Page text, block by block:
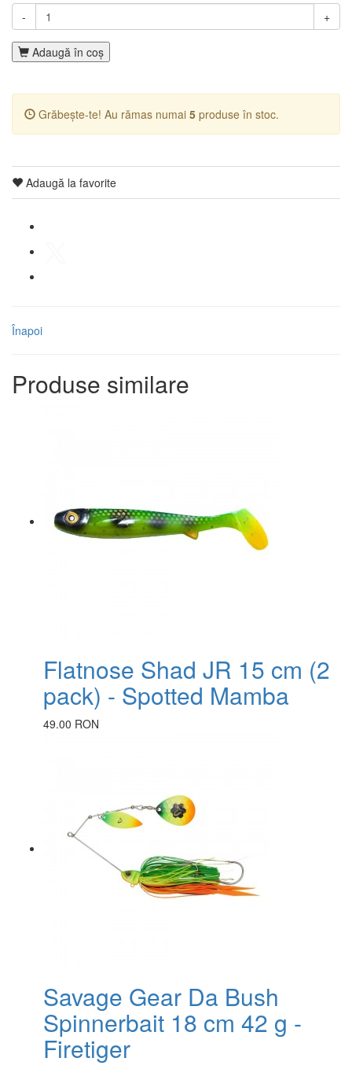
-
+
Adaugă în coş
Grăbește-te! Au rămas numai 5 produse în stoc.
Adaugă la favorite
Înapoi
Produse similare
Flatnose Shad JR 15 cm (2
pack) - Spotted Mamba
49.00 RON
Savage Gear Da Bush
Spinnerbait 18 cm 42 g -
Firetiger